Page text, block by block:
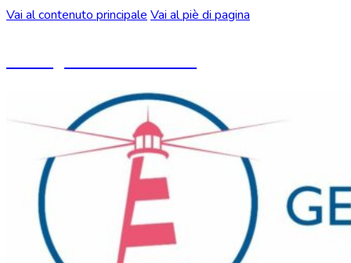
Vai al contenuto principale Vai al piè di pagina